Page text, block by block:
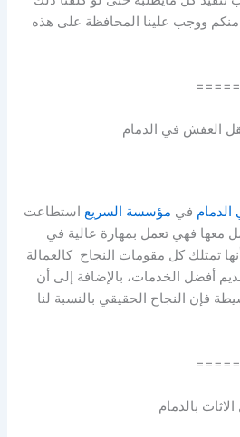
منكم ووجب علينا المحافظة على هذه
العفش في الدمام
في مؤسسة السريع استطاعت
معها فهي تعمل بمهارة عالية في
تمتلك كل مقومات النجاح كالعمالة
أفضل الخدمات، بالإضافة إلى أن
فإن النجاح الحقيقي بالنسبة لنا
بالدمام